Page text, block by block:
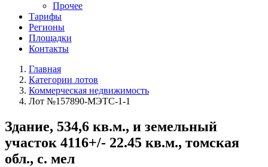
Прочее
Тарифы
Регионы
Площадки
Контакты
Главная
Категории лотов
Коммерческая недвижимость
Лот №157890-МЭТС-1-1
Здание, 534,6 кв.м., и земельный
участок 4116+/- 22.45 кв.м., томская
обл., с. мел